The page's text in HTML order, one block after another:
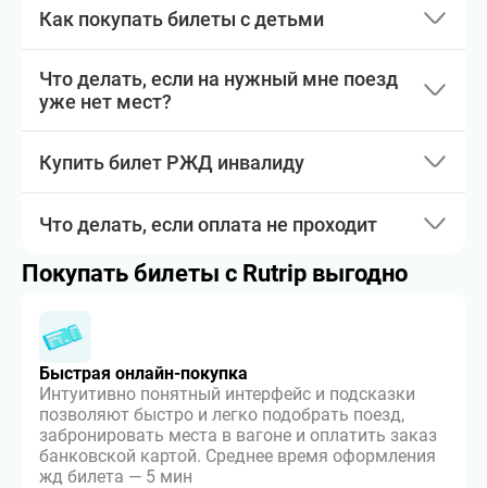
Как покупать билеты с детьми
Что делать, если на нужный мне поезд
уже нет мест?
Купить билет РЖД инвалиду
Что делать, если оплата не проходит
Покупать билеты с Rutrip выгодно
Быстрая онлайн-покупка
Интуитивно понятный интерфейс и подсказки
позволяют быстро и легко подобрать поезд,
забронировать места в вагоне и оплатить заказ
банковской картой. Среднее время оформления
жд билета — 5 мин